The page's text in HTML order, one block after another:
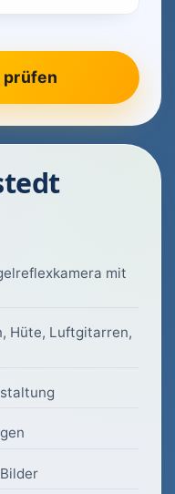
mit
Hüte, Luftgitarren,